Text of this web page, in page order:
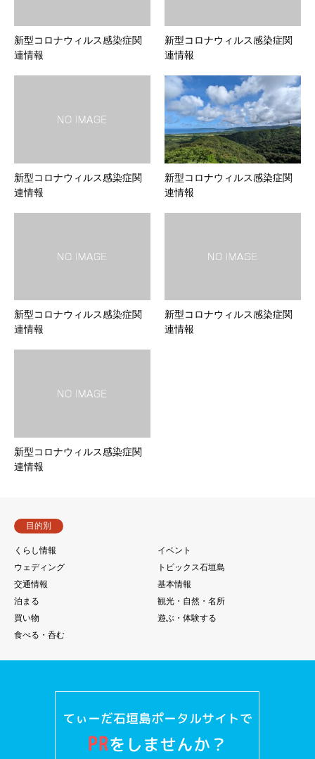
新型コロナウィルス感染症関
連情報
新型コロナウィルス感染症関
連情報
新型コロナウィルス感染症関
連情報
新型コロナウィルス感染症関
連情報
新型コロナウィルス感染症関
連情報
新型コロナウィルス感染症関
連情報
新型コロナウィルス感染症関
連情報
目的別
くらし情報
イベント
ウェディング
トピックス石垣島
交通情報
基本情報
泊まる
観光・自然・名所
買い物
遊ぶ・体験する
食べる・呑む